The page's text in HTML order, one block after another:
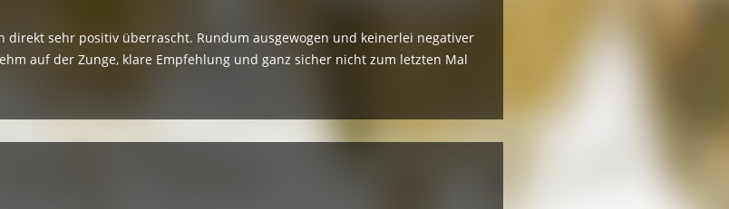
sehr positiv überrascht. Rundum ausgewogen und keinerlei negativer
auf der Zunge, klare Empfehlung und ganz sicher nicht zum letzten Mal